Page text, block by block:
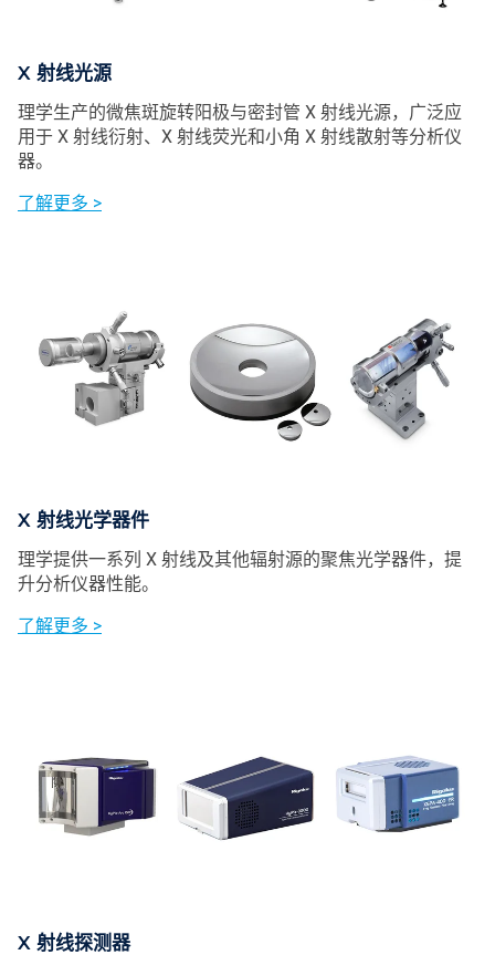
X 射线光源
理学生产的微焦斑旋转阳极与密封管 X 射线光源，广泛应
用于 X 射线衍射、X 射线荧光和小角 X 射线散射等分析仪
器。
了解更多 >
X 射线光学器件
理学提供一系列 X 射线及其他辐射源的聚焦光学器件，提
升分析仪器性能。
了解更多 >
X 射线探测器